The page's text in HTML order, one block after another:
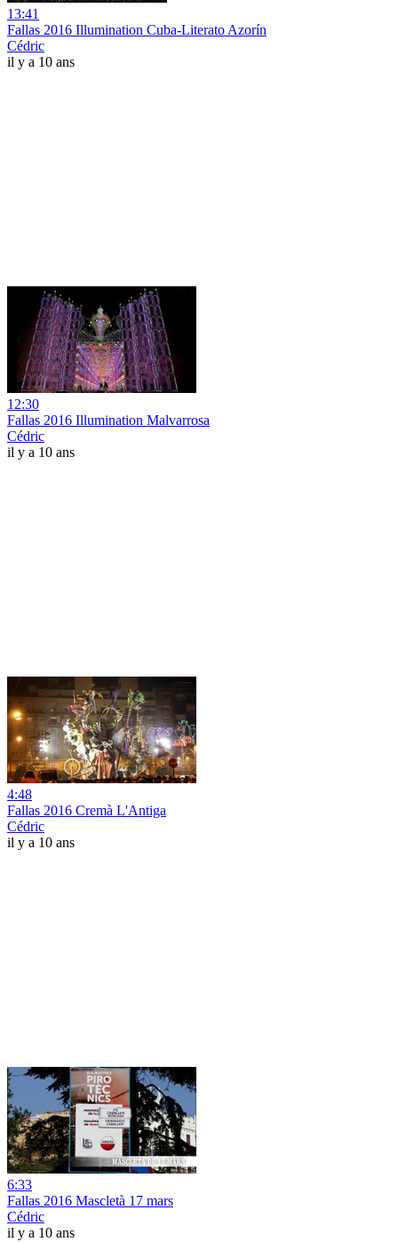
13:41
Fallas 2016 Illumination Cuba-Literato Azorín
Cédric
il y a 10 ans
12:30
Fallas 2016 Illumination Malvarrosa
Cédric
il y a 10 ans
4:48
Fallas 2016 Cremà L'Antiga
Cédric
il y a 10 ans
6:33
Fallas 2016 Mascletà 17 mars
Cédric
il y a 10 ans